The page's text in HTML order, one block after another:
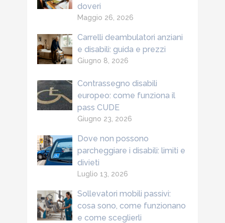
doveri
Maggio 26, 2026
Carrelli deambulatori anziani
e disabili: guida e prezzi
Giugno 8, 2026
Contrassegno disabili
europeo: come funziona il
pass CUDE
Giugno 23, 2026
Dove non possono
parcheggiare i disabili: limiti e
divieti
Luglio 13, 2026
Sollevatori mobili passivi:
cosa sono, come funzionano
e come sceglierli